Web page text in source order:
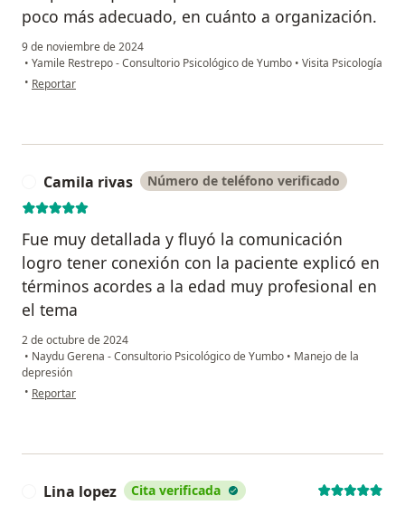
poco más adecuado, en cuánto a organización.
9 de noviembre de 2024
• Yamile Restrepo - Consultorio Psicológico de Yumbo • Visita Psicología
• en opinión del usuario Nykoll Ramos
Reportar
Camila rivas Número de teléfono verificado
Fue muy detallada y fluyó la comunicación
logro tener conexión con la paciente explicó en
términos acordes a la edad muy profesional en
el tema
2 de octubre de 2024
• Naydu Gerena - Consultorio Psicológico de Yumbo • Manejo de la
depresión
• en opinión del usuario Camila rivas
Reportar
Lina lopez Cita verificada